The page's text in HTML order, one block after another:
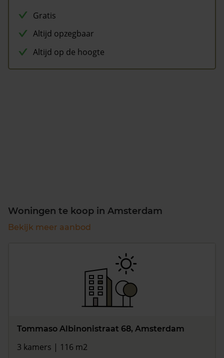
Gratis
Altijd opzegbaar
Altijd op de hoogte
Woningen te koop in Amsterdam
Bekijk meer aanbod
Tommaso Albinonistraat 68, Amsterdam
3 kamers | 116 m2